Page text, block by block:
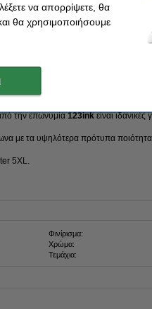
Στο Καλάθι
την επωνυμία123inkείναι ιδανικές
με τα υψηλότερα πρότυπα
5XL.
Φινίρισμα:
Χρώμα:
Τεμάχια:
να απορρίψετε, θα
θα χρησιμοποιήσουμε